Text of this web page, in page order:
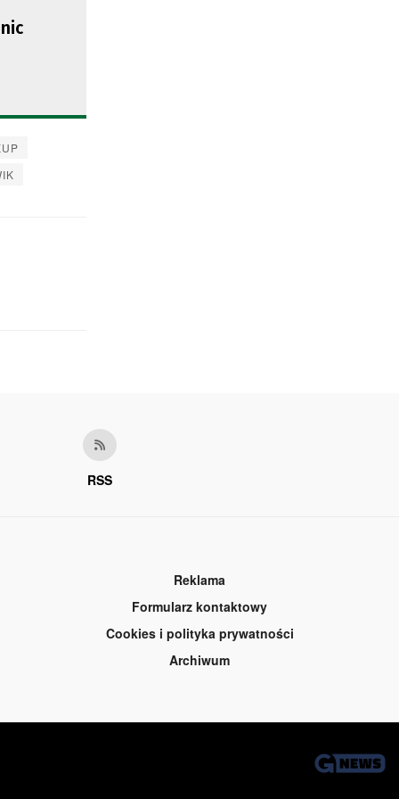
RSS
Reklama
Formularz kontaktowy
Cookies i polityka prywatności
Archiwum